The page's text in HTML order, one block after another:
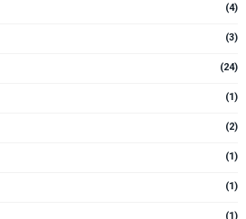
(4)
(3)
(24)
(1)
(2)
(1)
(1)
(1)